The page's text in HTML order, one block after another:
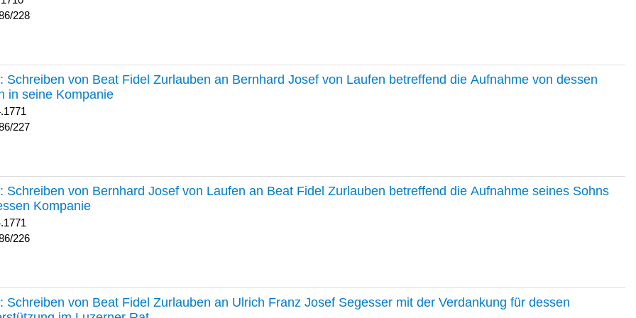
228
227 : Schreiben von Beat Fidel Zurlauben an Bernhard Josef von Laufen betreffend die Aufnahme von dessen
in seine Kompanie
227
226 : Schreiben von Bernhard Josef von Laufen an Beat Fidel Zurlauben betreffend die Aufnahme seines Sohns
Kompanie
226
225 : Schreiben von Beat Fidel Zurlauben an Ulrich Franz Josef Segesser mit der Verdankung für dessen